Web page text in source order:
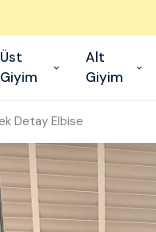
Üst
Giyim
Alt
Giyim
Detay Elbise